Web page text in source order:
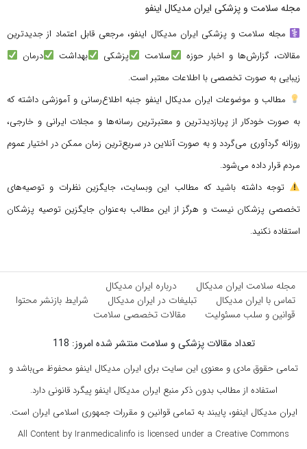
مجله سلامت و پزشکی ایران مدیکال اینفو
مجله سلامت و پزشکی ایران مدیکال اینفو، مرجعی قابل اعتماد از جدیدترین
مقالات، گزارش‌ها و اخبار حوزه
سلامت پزشکی بهداشت
درمان
زیبایی به صورت تخصصی با اطلاعات معتبر است.
مطالب و موضوعات ایران مدیکال اینفو جنبه اطلاع‌رسانی و آموزشی داشته که
به صورت خودکار از پربازدیدترین و معتبرترین رسانه‌ها و مجلات ایرانی و خارجی،
روزانه گردآوری می‌گردد و به صورت آنلاین در سریع‌ترین زمان ممکن در اختیار عموم
مردم قرار داده می‌شود.
توجه داشته باشید که مطالب این وبسایت، جایگزین نظرات و توصیه‌های
تخصصی پزشکان نیست و هرگز از این مطالب به‌عنوان جایگزین توصیه پزشکان
استفاده نکنید.
مجله سلامت ایران مدیکال
درباره ایران مدیکال
تماس با ایران مدیکال
تبلیغات در ایران مدیکال
شرایط بازنشر محتوا
قوانین و سلب مسئولیت
مقالات تخصصی سلامت
تعداد مقالات پزشکی و سلامت منتشر شده امروز: 118
تمامی حقوق مادی و معنوی این سایت برای ایران مدیکال اینفو محفوظ می‌باشد و
استفاده از مطالب بدون ذکر منبع ایران مدیکال اینفو پیگرد قانونی دارد.
ایران مدیکال اینفو، پایبند به تمامی قوانین و مقررات جمهوری اسلامی ایران است.
All Content by Iranmedicalinfo is licensed under a Creative Commons